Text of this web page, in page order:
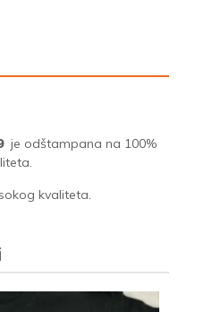
je odštampana na 100%
kvaliteta.